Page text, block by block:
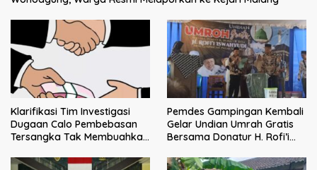
Klarifikasi Tim Investigasi
Dugaan Calo Pembebasan
Tersangka Tak Membuahkan
Pemdes Gampingan Kembali
Gelar Undian Umrah Gratis
Bersama Donatur H. Rofi’i
bagi Pejuang Sosial